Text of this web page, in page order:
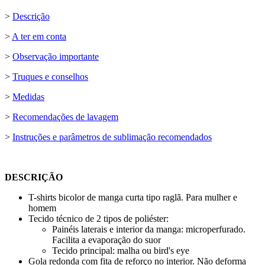
> Descrição
> A ter em conta
> Observação importante
> Truques e conselhos
> Medidas
> Recomendações de lavagem
> Instruções e parâmetros de sublimação recomendados
DESCRIÇÃO
T-shirts bicolor de manga curta tipo raglã. Para mulher e
homem
Tecido técnico de 2 tipos de poliéster:
Painéis laterais e interior da manga: microperfurado.
Facilita a evaporação do suor
Tecido principal: malha ou bird's eye
Gola redonda com fita de reforço no interior. Não deforma